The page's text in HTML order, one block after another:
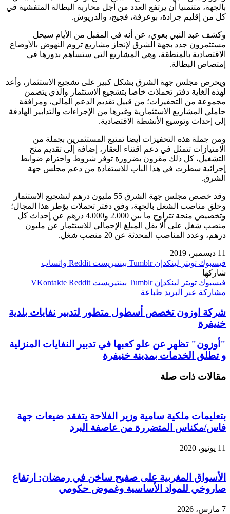
بالجهة، متنمنيا أن يرتفع العدد من أجل محاربة البطالة المتفشية في
كل من إقليم جرادة، بوعرفة، فجيج، والدريوش.
وكشف عبد النبي بعوي، عن أنه في المقبل من الأيام سيحل
مستثمرون جدد بجهة الشرق لإنجاز مشاريع تروم النهوض بالأوضاع
الاقتصادية بالمنطقة، وهي المشاريع التي ستساهم بدورها في
إمتصاص البطالة.
ويحرص مجلس جهة الشرق بشكل كبير على تشجيع الاستثمار، وأعد
لهذه الغاية دفتر تحملات خاصا بتشجيع الاستثمار والذي يتضمن
مجموعة من التحفيزات؛ من قبيل تقديم الدعم المالي، ومرافقة
حاملي المشاريع الاستثمارية وغيرها من الإجراءات والتدابير الهادفة
إلى إحداث وتوسيع الأنشطة الاقتصادية.
ومن جملة هذه التحفيزات أيضا تمتيع المستثمرين بجملة من
الامتيازات تتمثل في دعم اقتناء العقار، إضافة إلى تقديم منح
التشغيل، كل ذلك مقرون بضرورة توفر شروط واحترام ضوابط
إجرائية سطرت في هذا الباب للاستفادة من دعم مجلس جهة
الشرق.
وقد خصص مجلس جهة الشرق 55 مليون درهم لتشجيع الاستثمار
وخلق مناصب الشغل بالجهة، وفق دفتر تحملات يؤطر هذا المجال؛
وتخصيص منحة تتراوح ما بين 2.000 و4.000 درهم عن إحداث كل
منصب شغل على ألا يقل المبلغ الإجمالي للاستثمار عن مليون
درهم، وعدد المناصب المحدثة عن 20 منصب شغل.
11 ديسمبر، 2019
فيسبوك تويتر لينكدإن بينتيريست
واتساب
شاركها
فيسبوك تويتر لينكدإن بينتيريست
مشاركة عبر البريد طباعة
شركة اوزون تخصص أسطول متطور لتدبير نفايات بلدية
خنيفرة
"أوزون" تظهر عن علو كعبها في تدبير النفايات المنزلية
و تطلق الخدمات بمدينة خنيفرة
مقالات ذات صلة
بتعليمات ملكية سامية وزير الفلاحة يتفقد ضيعات جهة
فاس/مكناس المتضررة من عاصفة البرد
11 يونيو، 2020
الأسواق المغربية على صفيح ساخن في رمضان: ارتفاع
صاروخي للمواد الأساسية وغموض حكومي
7 مارس، 2026